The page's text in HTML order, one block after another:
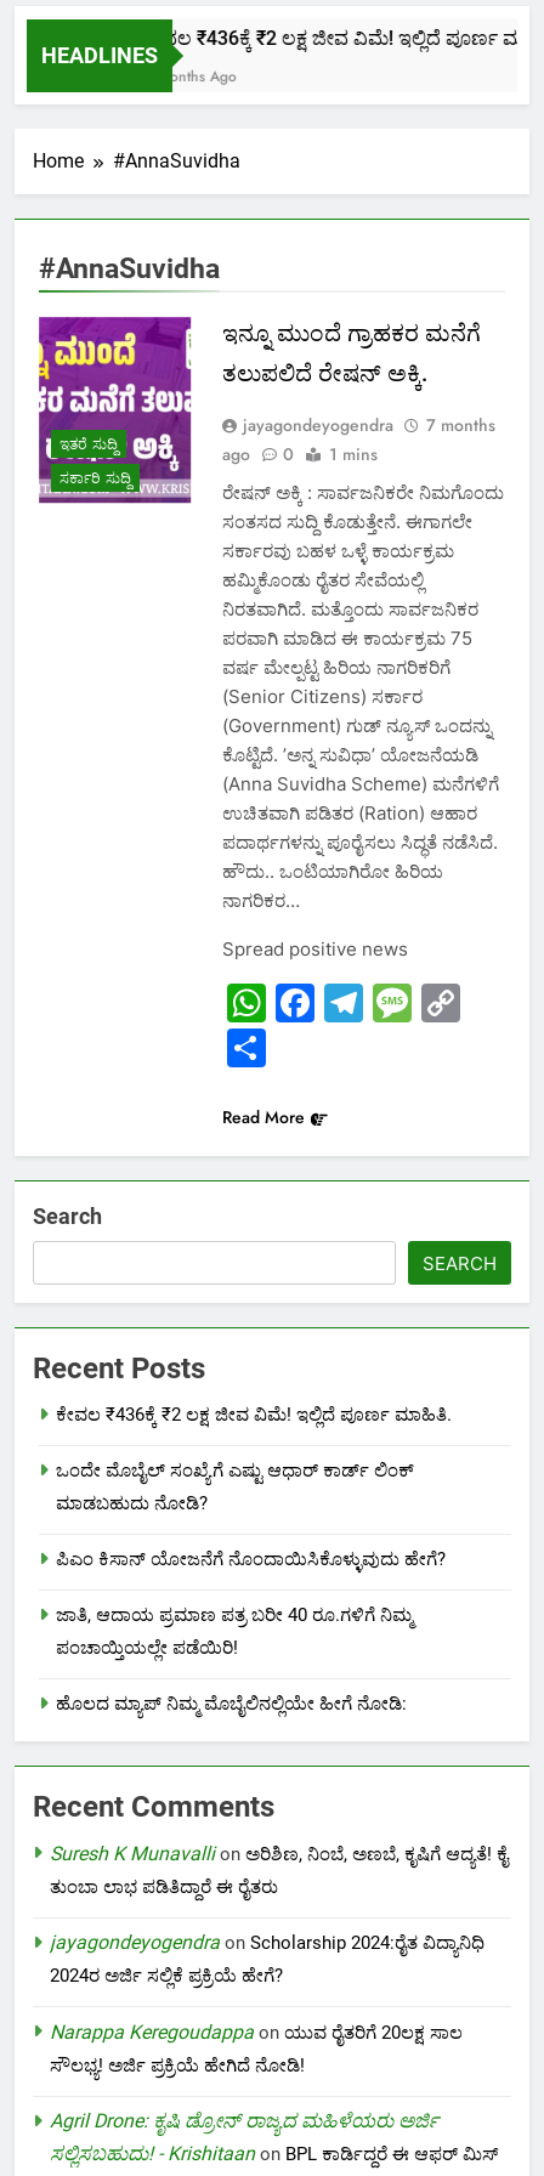
HEADLINES
ಕೇವಲ ₹436ಕ್ಕೆ ₹2 ಲಕ್ಷ ಜೀವ ವಿಮೆ! ಇಲ್ಲಿದೆ ಪೂರ್ಣ
2 Months Ago
Home #AnnaSuvidha
#AnnaSuvidha
ಇತರೆ ಸುದ್ದಿ
ಸರ್ಕಾರಿ ಸುದ್ದಿ
ಇನ್ನೂ ಮುಂದೆ ಗ್ರಾಹಕರ ಮನೆಗೆ
ತಲುಪಲಿದೆ ರೇಷನ್ ಅಕ್ಕಿ.
jayagondeyogendra
7 months
ago
0 1 mins
ರೇಷನ್ ಅಕ್ಕಿ : ಸಾರ್ವಜನಿಕರೇ ನಿಮಗೊಂದು
ಸಂತಸದ ಸುದ್ದಿ ಕೊಡುತ್ತೇನೆ. ಈಗಾಗಲೇ
ಸರ್ಕಾರವು ಬಹಳ ಒಳ್ಳೆ ಕಾರ್ಯಕ್ರಮ
ಹಮ್ಮಿಕೊಂಡು ರೈತರ ಸೇವೆಯಲ್ಲಿ
ನಿರತವಾಗಿದೆ. ಮತ್ತೊಂದು ಸಾರ್ವಜನಿಕರ
ಪರವಾಗಿ ಮಾಡಿದ ಈ ಕಾರ್ಯಕ್ರಮ 75
ವರ್ಷ ಮೇಲ್ಪಟ್ಟ ಹಿರಿಯ ನಾಗರಿಕರಿಗೆ‌
(Senior Citizens) ಸರ್ಕಾರ
(Government) ಗುಡ್ ನ್ಯೂಸ್ ಒಂದನ್ನು
ಕೊಟ್ಟಿದೆ. ʼಅನ್ನ ಸುವಿಧಾʼ ಯೋಜನೆಯಡಿ
(Anna Suvidha Scheme) ಮನೆಗಳಿಗೆ
ಉಚಿತವಾಗಿ ಪಡಿತರ (Ration) ಆಹಾರ
ಪದಾರ್ಥಗಳನ್ನು ಪೂರೈಸಲು ಸಿದ್ಧತೆ ನಡೆಸಿದೆ.
ಹೌದು.. ಒಂಟಿಯಾಗಿರೋ ಹಿರಿಯ
ನಾಗರಿಕರ…
Spread positive news
WhatsApp
Facebook
Telegram
Share
Read More
Search
SEARCH
Recent Posts
ಕೇವಲ ₹436ಕ್ಕೆ ₹2 ಲಕ್ಷ ಜೀವ ವಿಮೆ! ಇಲ್ಲಿದೆ ಪೂರ್ಣ ಮಾಹಿತಿ.
ಒಂದೇ ಮೊಬೈಲ್ ಸಂಖ್ಯೆಗೆ ಎಷ್ಟು ಆಧಾರ್ ಕಾರ್ಡ್ ಲಿಂಕ್
ಮಾಡಬಹುದು ನೋಡಿ?
ಪಿಎಂ ಕಿಸಾನ್ ಯೋಜನೆಗೆ ನೊಂದಾಯಿಸಿಕೊಳ್ಳುವುದು ಹೇಗೆ?
ಜಾತಿ, ಆದಾಯ ಪ್ರಮಾಣ ಪತ್ರ ಬರೀ 40 ರೂ.ಗಳಿಗೆ ನಿಮ್ಮ
ಪಂಚಾಯ್ತಿಯಲ್ಲೇ ಪಡೆಯಿರಿ!
ಹೊಲದ ಮ್ಯಾಪ್ ನಿಮ್ಮ ಮೊಬೈಲಿನಲ್ಲಿಯೇ ಹೀಗೆ ನೋಡಿ:
Recent Comments
Suresh K Munavallion ಅರಿಶಿಣ, ನಿಂಬೆ, ಅಣಬೆ, ಕೃಷಿಗೆ ಆದ್ಯತೆ! ಕೈ
ತುಂಬಾ ಲಾಭ ಪಡಿತಿದ್ದಾರೆ ಈ ರೈತರು
jayagondeyogendra on Scholarship 2024:ರೈತ ವಿದ್ಯಾನಿಧಿ
2024ರ ಅರ್ಜಿ ಸಲ್ಲಿಕೆ ಪ್ರಕ್ರಿಯೆ ಹೇಗೆ?
Narappa Keregoudappa on ಯುವ ರೈತರಿಗೆ 20ಲಕ್ಷ ಸಾಲ
ಸೌಲಭ್ಯ! ಅರ್ಜಿ ಪ್ರಕ್ರಿಯೆ ಹೇಗಿದೆ ನೋಡಿ!
Agril Drone: ಕೃಷಿ ಡ್ರೋನ್ ರಾಜ್ಯದ ಮಹಿಳೆಯರು ಅರ್ಜಿ
ಸಲ್ಲಿಸಬಹುದು! - Krishitaanon BPL ಕಾರ್ಡಿದ್ದರೆ ಈ ಆಫರ್ ಮಿಸ್